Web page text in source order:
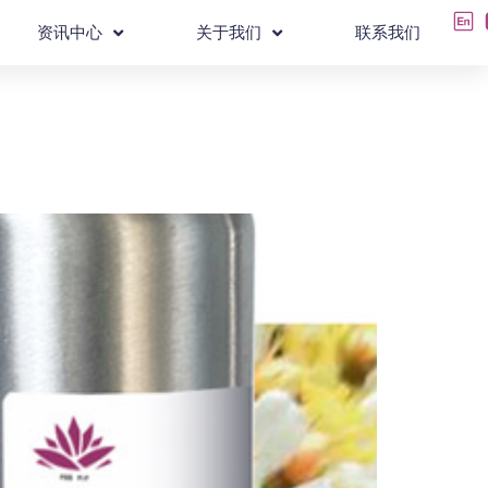
资讯中心 关于我们 联系我们